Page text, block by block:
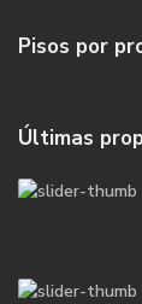
Pisos por
Últimas